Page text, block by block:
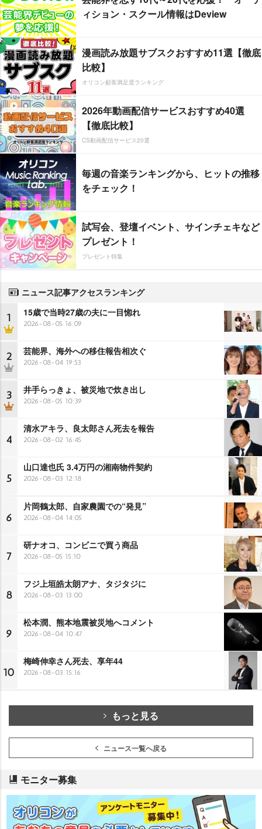
ィション・スクール情報はDeview
漫画読み放題サブスクおすすめ11選【徹底
比較】
オリコン顧客満足度ランキング
2026年動画配信サービスおすすめ40選
【徹底比較】
CS動画配信サービス20選
毎週の音楽ランキングから、ヒットの推移
をチェック！
試写会、登壇イベント、サインチェキなど
プレゼント！
プレゼント特集
ニュース記事アクセスランキング
1 15歳で当時27歳の夫に一目惚れ
2026-08-05 16:09
2 芸能界、海外への移住報告相次ぐ
2026-08-04 19:53
3 井手らっきょ、被災地で炊き出し
2026-08-05 10:39
4
清水アキラ、良太郎さん死去を報告
2026-08-02 16:45
5
山口達也氏 3.4万円の湘南物件契約
2026-08-03 12:18
6
片岡鶴太郎、自家農園での“発見”
2026-08-04 14:05
7
研ナオコ、コンビニで買う商品
2026-08-05 15:10
8
フジ上垣皓太朗アナ、タジタジに
2026-08-03 13:00
9
松本潤、熊本地震被災地へコメント
2026-08-04 10:47
10
梅崎伸幸さん死去、享年44
2026-08-03 15:16
もっと見る
ニュース一覧へ戻る
モニター募集